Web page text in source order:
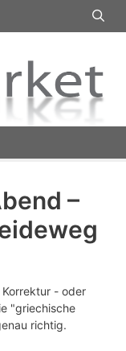
–
- oder
"griechische
richtig.